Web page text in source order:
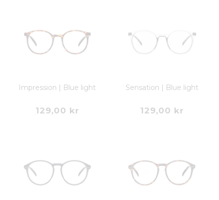
Impression | Blue light
129,00 kr
Sensation | Blue light
129,00 kr